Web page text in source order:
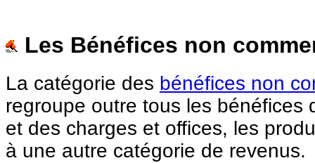
Les Bénéfices non
La catégorie des bénéfices non
regroupe outre tous les bénéfices
et des charges et offices, les
à une autre catégorie de revenus.